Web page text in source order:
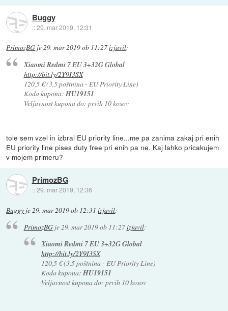
Buggy
::29. mar 2019, 12:31
PrimozBG je29. mar 2019 ob 11:27izjavil:
Xiaomi Redmi 7 EU 3+32G Global
http://bit.ly/2Y9I3SX
120,5 € (3,5 poštnina - EU Priority Line)
Koda kupona: HU19151
Veljavnost kupona do: prvih 10 kosov
tole sem vzel in izbral EU priority line...me pa zanima zakaj pri enih
EU priority line pises duty free pri enih pa ne. Kaj lahko pricakujem
v mojem primeru?
PrimozBG
::29. mar 2019, 12:36
Buggy je29. mar 2019 ob 12:31 izjavil:
PrimozBGje29. mar 2019 ob 11:27izjavil:
Xiaomi Redmi 7 EU 3+32G Global
http://bit.ly/2Y9I3SX
120,5 € (3,5 poštnina - EU Priority Line)
Koda kupona:HU19151
Veljavnost kupona do: prvih 10 kosov